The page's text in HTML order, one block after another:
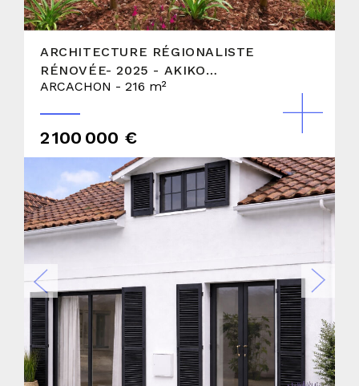
ARCHITECTURE RÉGIONALISTE
RÉNOVÉE- 2025 - AKIKO
ARCHITECTURE
ARCACHON - 216 m²
2 100 000 €